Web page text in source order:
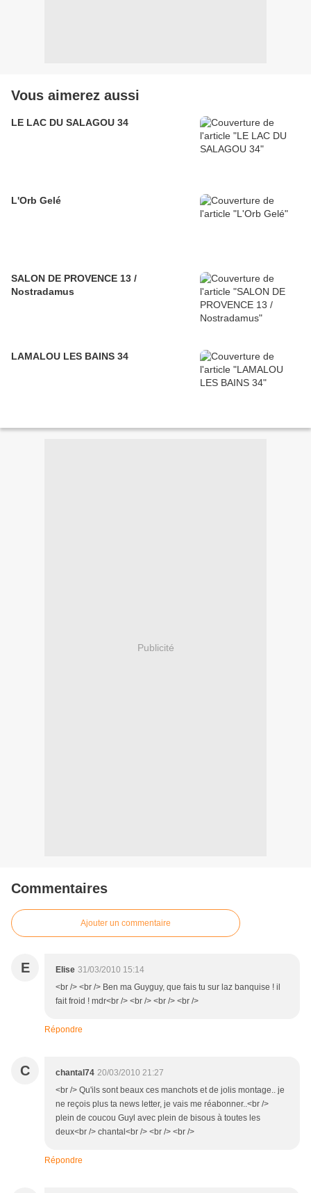
Vous aimerez aussi
LE LAC DU SALAGOU 34
L'Orb Gelé
SALON DE PROVENCE 13 /
Nostradamus
LAMALOU LES BAINS 34
Publicité
Commentaires
Ajouter un commentaire
E Elise 31/03/2010 15:14
<br /> <br /> Ben ma Guyguy, que fais tu sur laz banquise ! il
fait froid ! mdr<br /> <br /> <br /> <br />
Répondre
C chantal74 20/03/2010 21:27
<br /> Qu'ils sont beaux ces manchots et de jolis montage.. je
ne reçois plus ta news letter, je vais me réabonner..<br />
plein de coucou Guyl avec plein de bisous à toutes les
deux<br /> chantal<br /> <br /> <br />
Répondre